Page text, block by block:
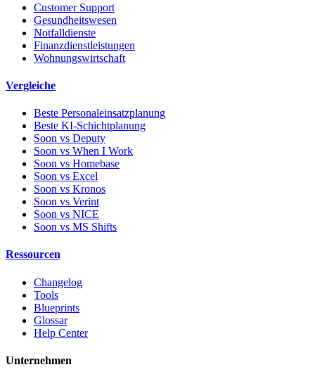
Customer Support
Gesundheitswesen
Notfalldienste
Finanzdienstleistungen
Wohnungswirtschaft
Vergleiche
Beste Personaleinsatzplanung
Beste KI-Schichtplanung
Soon vs Deputy
Soon vs When I Work
Soon vs Homebase
Soon vs Excel
Soon vs Kronos
Soon vs Verint
Soon vs NICE
Soon vs MS Shifts
Ressourcen
Changelog
Tools
Blueprints
Glossar
Help Center
Unternehmen